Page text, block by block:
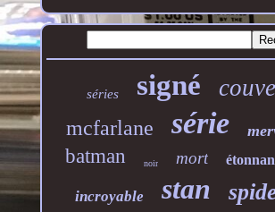
séries signé
mcfarlane série
batman noir mort
incroyable stan